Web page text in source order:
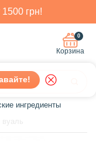
грн!
0
Корзина
ингредиенты